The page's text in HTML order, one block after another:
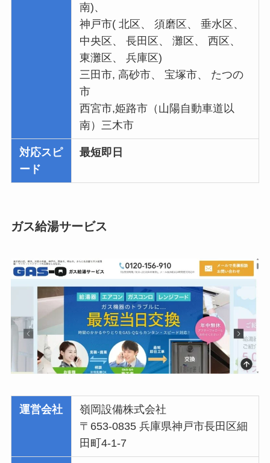
南)、
神戸市( 北区、 須磨区、 垂水区、
中央区、 長田区、 灘区、 西区、
東灘区、 兵庫区)
三田市, 高砂市、 宝塚市、 たつの
市
西宮市,姫路市（山陽自動車道以
南）三木市
対応スピ
ード
最短即日
ガス給湯サービス
運営会社
嶺岡設備株式会社
〒653-0835 兵庫県神戸市長田区細
田町4-1-7